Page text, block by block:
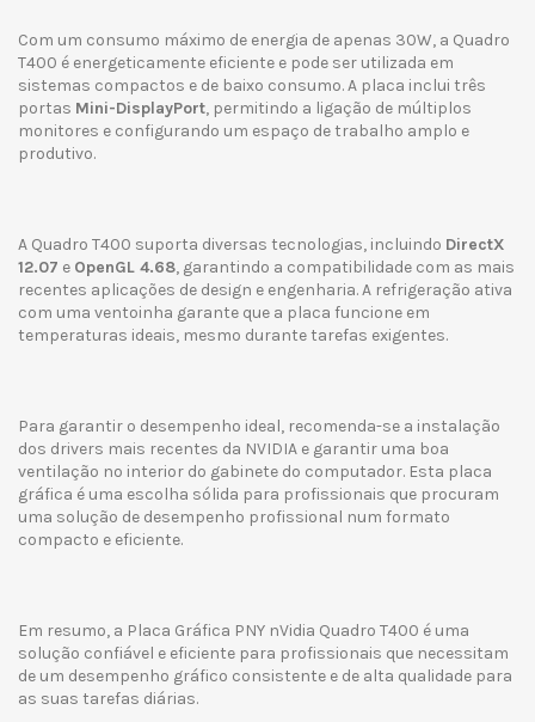
Com um consumo máximo de energia de apenas 30W, a Quadro
T400 é energeticamente eficiente e pode ser utilizada em
sistemas compactos e de baixo consumo. A placa inclui três
portas Mini-DisplayPort, permitindo a ligação de múltiplos
monitores e configurando um espaço de trabalho amplo e
produtivo.
A Quadro T400 suporta diversas tecnologias, incluindo DirectX
12.07 e OpenGL 4.68, garantindo a compatibilidade com as mais
recentes aplicações de design e engenharia. A refrigeração ativa
com uma ventoinha garante que a placa funcione em
temperaturas ideais, mesmo durante tarefas exigentes.
Para garantir o desempenho ideal, recomenda-se a instalação
dos drivers mais recentes da NVIDIA e garantir uma boa
ventilação no interior do gabinete do computador. Esta placa
gráfica é uma escolha sólida para profissionais que procuram
uma solução de desempenho profissional num formato
compacto e eficiente.
Em resumo, a Placa Gráfica PNY nVidia Quadro T400 é uma
solução confiável e eficiente para profissionais que necessitam
de um desempenho gráfico consistente e de alta qualidade para
as suas tarefas diárias.